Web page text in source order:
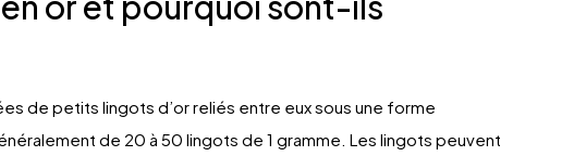
de petits lingots d’or reliés entre eux sous une forme
de 20 à 50 lingots de 1 gramme. Les lingots peuvent